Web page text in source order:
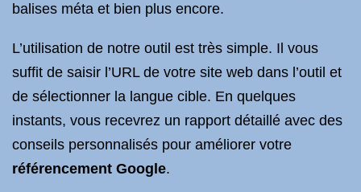
balises méta et bien plus encore.
L’utilisation de notre outil est très simple. Il vous
suffit de saisir l’URL de votre site web dans l’outil et
de sélectionner la langue cible. En quelques
instants, vous recevrez un rapport détaillé avec des
conseils personnalisés pour améliorer votre
référencement Google.